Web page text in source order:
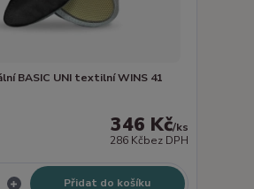
BASIC UNI textilní WINS 41
346 Kč/ks
286 Kčbez DPH
Přidat do košíku